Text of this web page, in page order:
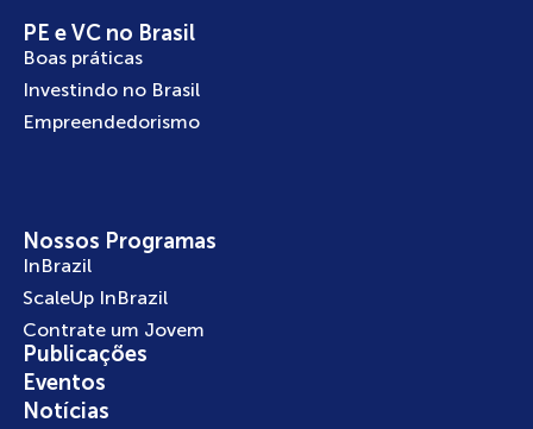
PE e VC no Brasil
Boas práticas
Investindo no Brasil
Empreendedorismo
Nossos Programas
InBrazil
ScaleUp InBrazil
Contrate um Jovem
Publicações
Eventos
Notícias